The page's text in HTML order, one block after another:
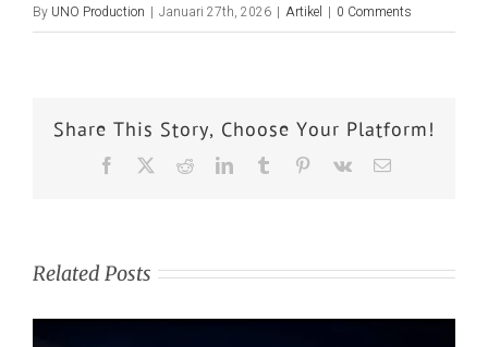
By UNO Production | Januari 27th, 2026 | Artikel | 0 Comments
Share This Story, Choose Your Platform!
Related Posts